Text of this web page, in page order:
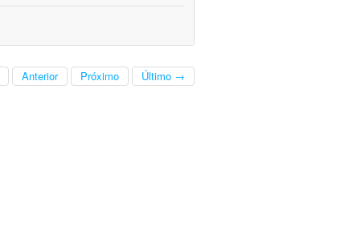
Anterior Próximo Último →